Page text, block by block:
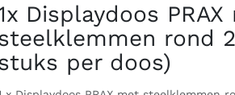
Displaydoos PRAX
rond
per doos)